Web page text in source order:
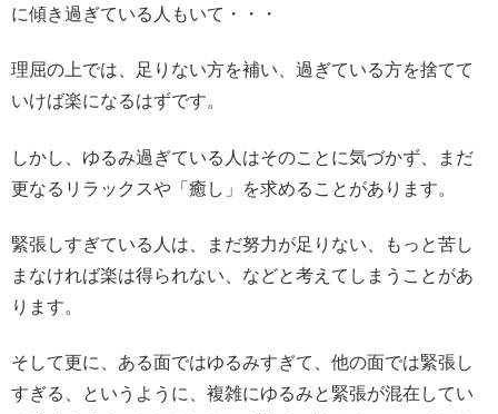
に傾き過ぎている人もいて・・・
理屈の上では、足りない方を補い、過ぎている方を捨てて
いけば楽になるはずです。
しかし、ゆるみ過ぎている人はそのことに気づかず、まだ
更なるリラックスや「癒し」を求めることがあります。
緊張しすぎている人は、まだ努力が足りない、もっと苦し
まなければ楽は得られない、などと考えてしまうことがあ
ります。
そして更に、ある面ではゆるみすぎて、他の面では緊張し
すぎる、というように、複雑にゆるみと緊張が混在してい